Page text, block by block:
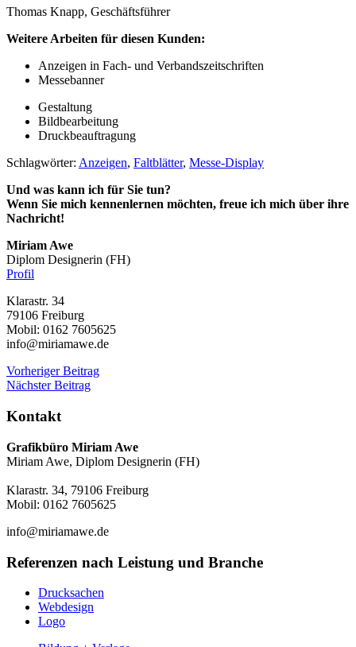
Thomas Knapp, Geschäftsführer
Weitere Arbeiten für diesen Kunden:
Anzeigen in Fach- und Verbandszeitschriften
Messebanner
Gestaltung
Bildbearbeitung
Druckbeauftragung
Schlagwörter: Anzeigen, Faltblätter, Messe-Display
Und was kann ich für Sie tun?
Wenn Sie mich kennenlernen möchten, freue ich mich über ihre
Nachricht!
Miriam Awe
Diplom Designerin (FH)
Profil
Klarastr. 34
79106 Freiburg
Mobil: 0162 7605625
info@miriamawe.de
Beitragsnavigation
Vorheriger BeitragVorheriger
Nächster BeitragNächster
Kontakt
Grafikbüro Miriam Awe
Miriam Awe, Diplom Designerin (FH)
Klarastr. 34, 79106 Freiburg
Mobil: 0162 7605625
info@miriamawe.de
Referenzen nach Leistung und Branche
Drucksachen
Webdesign
Logo